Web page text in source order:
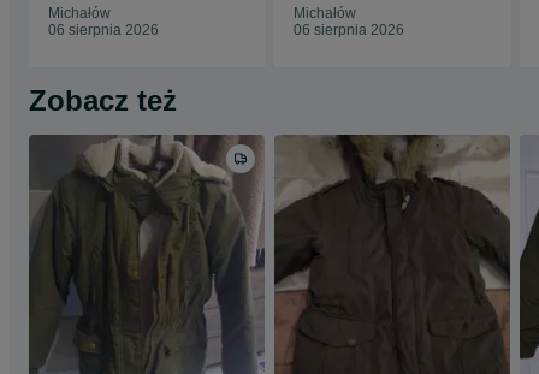
Michałów
06 sierpnia 2026
Michałów
06 sierpnia 2026
Zobacz też